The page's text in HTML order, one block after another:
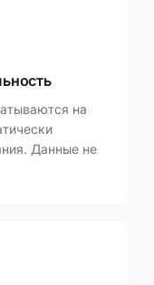
на
Данные не